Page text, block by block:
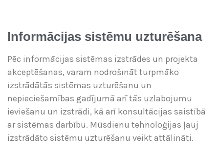
Informācijas sistēmu uzturēšana
Pēc informācijas sistēmas izstrādes un projekta
akceptēšanas, varam nodrošināt turpmāko
izstrādātās sistēmas uzturēšanu un
nepieciešamības gadījumā arī tās uzlabojumu
ieviešanu un izstrādi, kā arī konsultācijas saistībā
ar sistēmas darbību. Mūsdienu tehnoloģijas ļauj
izstrādāto sistēmu uzturēšanu veikt attālināti.